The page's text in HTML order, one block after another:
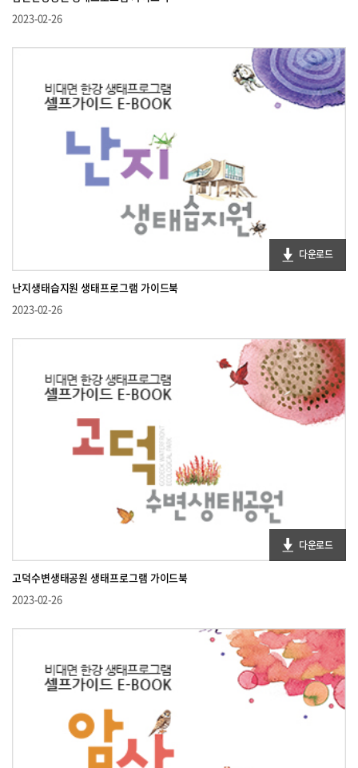
2023-02-26
다운로드
난지생태습지원 생태프로그램 가이드북
2023-02-26
다운로드
고덕수변생태공원 생태프로그램 가이드북
2023-02-26